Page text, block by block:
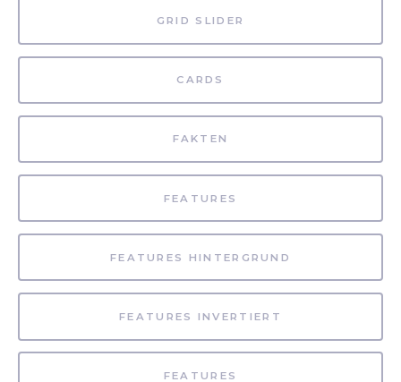
GRID SLIDER
CARDS
FAKTEN
FEATURES
FEATURES HINTERGRUND
FEATURES INVERTIERT
FEATURES